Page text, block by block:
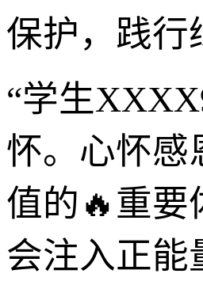
保护，践行
“学生
怀。心怀感
值的🔥重要
会注入正能